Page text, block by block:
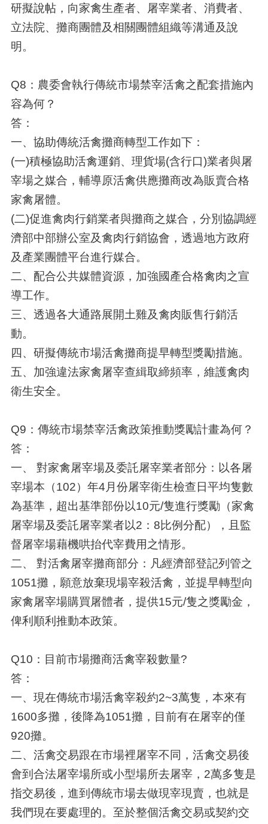
研擬說帖，向家禽生產者、屠宰業者、消費者、
立法院、攤商團體及相關團體組織等溝通及說
明。
Q8：農委會執行傳統市場禁宰活禽之配套措施內
容為何？
答：
一、協助傳統活禽攤商轉型工作如下：
(一)積極協助活禽運銷、理貨場(含行口)業者與屠
宰場之媒合，輔導原活禽供應攤商改為販賣合格
家禽屠體。
(二)促進禽肉行銷業者與攤商之媒合，分別協調經
濟部中部辦公室及禽肉行銷協會，透過地方政府
及產業團體平台進行媒合。
二、配合公共媒體資源，加強國產合格禽肉之宣
導工作。
三、透過各大通路展開土雞及禽肉販售行銷活
動。
四、研擬傳統市場活禽攤商提早轉型獎勵措施。
五、加強違法家禽屠宰查緝取締頻率，維護禽肉
衛生安全。
Q9：傳統市場禁宰活禽政策推動獎勵計畫為何？
答：
一、 對家禽屠宰場及委託屠宰業者部分：以各屠
宰場本（102）年4月份屠宰衛生檢查日平均隻數
為基準，超出基準部份以10元/隻進行獎勵（家禽
屠宰場及委託屠宰業者以2：8比例分配），且監
督屠宰場藉機哄抬代宰費用之情形。
二、 對活禽屠宰攤商部分：凡經濟部登記列管之
1051攤，願意放棄現場宰殺活禽，並提早轉型向
家禽屠宰場購買屠體者，提供15元/隻之獎勵金，
俾利順利推動本政策。
Q10：目前市場攤商活禽宰殺數量?
答：
一、現在傳統市場活禽宰殺約2~3萬隻，本來有
1600多攤，後降為1051攤，目前有在屠宰的僅
920攤。
二、活禽交易跟在市場裡屠宰不同，活禽交易後
會到合法屠宰場所或小型場所去屠宰，2萬多隻是
指交易後，進到傳統市場去做現宰現賣，也就是
我們現在要處理的。至於整個活禽交易或契約交